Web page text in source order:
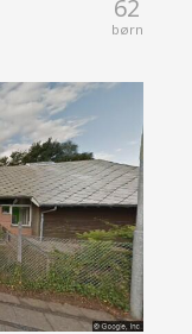
62
børn